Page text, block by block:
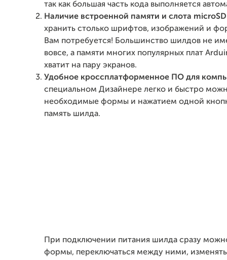
так как большая часть кода выполняется
Наличие встроенной памяти и слота
хранить столько шрифтов, изображений и
Вам потребуется! Большинство шилдов не
вовсе, а памяти многих популярных плат
хватит на пару экранов.
Удобное кроссплатформенное ПО для
специальном Дизайнере легко и быстро
необходимые формы и нажатием одной
память шилда.
При подключении питания шилда сразу
формы, переключаться между ними,